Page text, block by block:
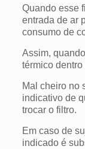
Quando esse
entrada de ar
consumo de
Assim,
térmico
Mal cheiro no
indicativo de
trocar o filtro.
Em caso de
indicado é